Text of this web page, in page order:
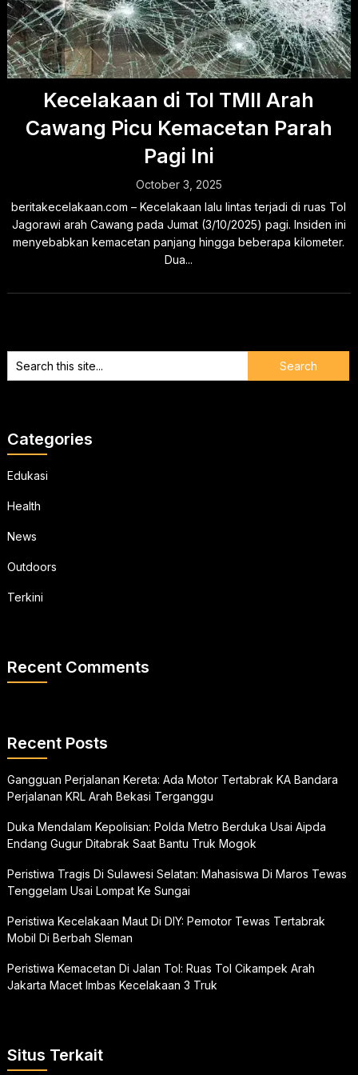
Kecelakaan di Tol TMII Arah
Cawang Picu Kemacetan Parah
Pagi Ini
October 3, 2025
beritakecelakaan.com – Kecelakaan lalu lintas terjadi di ruas Tol
Jagorawi arah Cawang pada Jumat (3/10/2025) pagi. Insiden ini
menyebabkan kemacetan panjang hingga beberapa kilometer.
Dua...
Categories
Edukasi
Health
News
Outdoors
Terkini
Recent Comments
Recent Posts
Gangguan Perjalanan Kereta: Ada Motor Tertabrak KA Bandara
Perjalanan KRL Arah Bekasi Terganggu
Duka Mendalam Kepolisian: Polda Metro Berduka Usai Aipda
Endang Gugur Ditabrak Saat Bantu Truk Mogok
Peristiwa Tragis Di Sulawesi Selatan: Mahasiswa Di Maros Tewas
Tenggelam Usai Lompat Ke Sungai
Peristiwa Kecelakaan Maut Di DIY: Pemotor Tewas Tertabrak
Mobil Di Berbah Sleman
Peristiwa Kemacetan Di Jalan Tol: Ruas Tol Cikampek Arah
Jakarta Macet Imbas Kecelakaan 3 Truk
Situs Terkait